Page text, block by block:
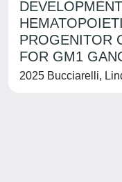
PROGENITOR
FOR GM1
2025 Bucciarelli,